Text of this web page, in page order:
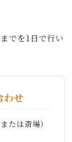
でを1日で行い
わせ
たは斎場）